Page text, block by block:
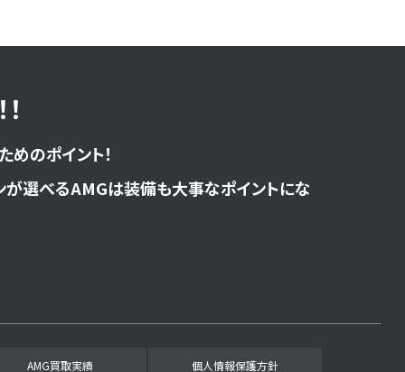
のポイント！
が選べるAMGは装備も大事なポイントにな
AMG買取実績 個人情報保護方針